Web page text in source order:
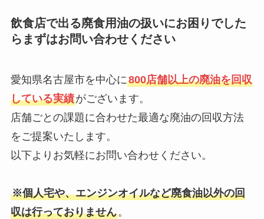
飲食店で出る廃食用油の扱いにお困りでした
らまずはお問い合わせください
愛知県名古屋市を中心に800店舗以上の廃油を回収
している実績がございます。
店舗ごとの課題に合わせた最適な廃油の回収方法
をご提案いたします。
以下よりお気軽にお問い合わせください。
※個人宅や、エンジンオイルなど廃食油以外の回
収は行っておりません。